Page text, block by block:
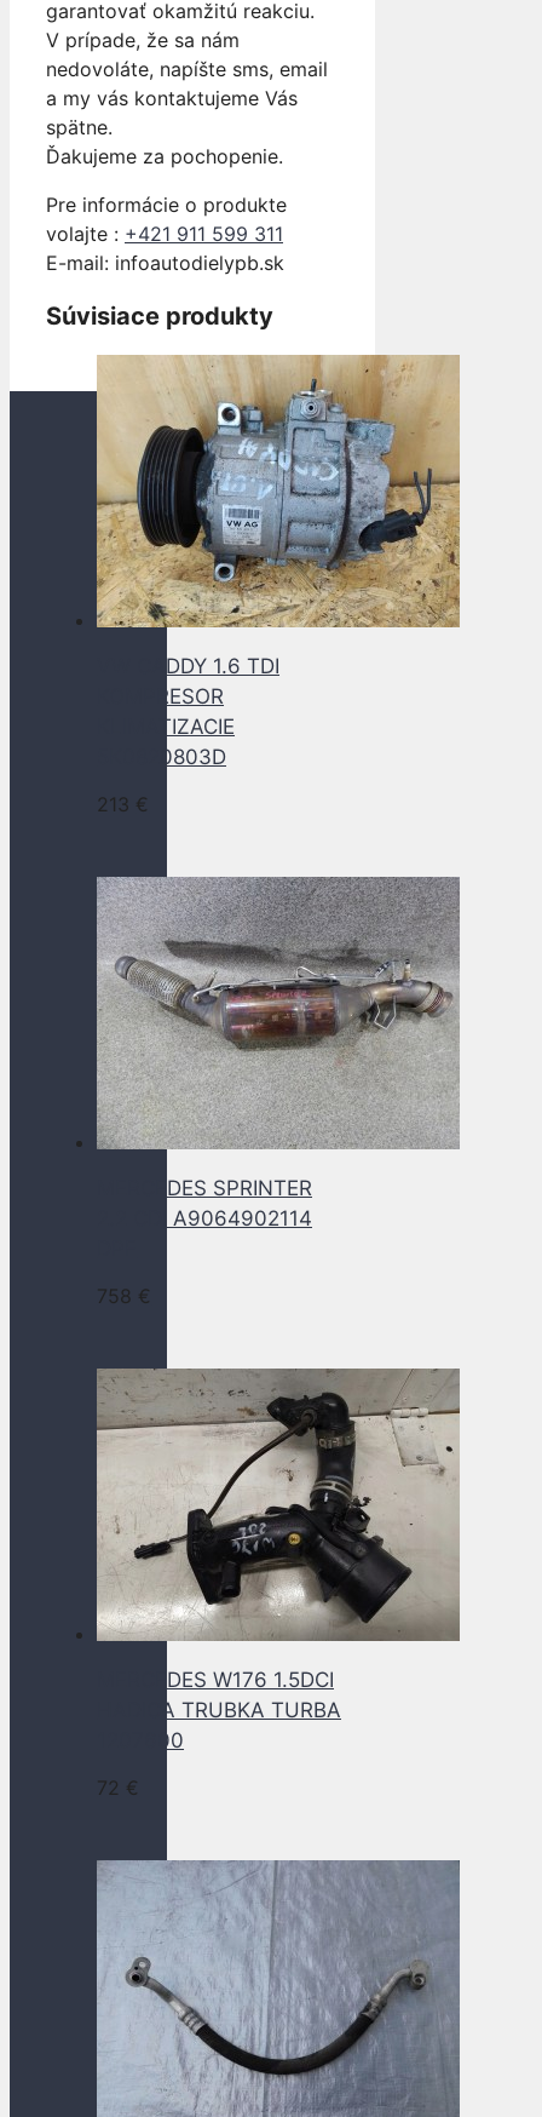
garantovať okamžitú reakciu.
V prípade, že sa nám
nedovoláte, napíšte sms, email
a my vás kontaktujeme Vás
spätne.
Ďakujeme za pochopenie.
Pre informácie o produkte
volajte : +421 911 599 311
E-mail: infoautodielypb.sk
Súvisiace produkty
VW CADDY 1.6 TDI
KOMPRESOR
KLIMATIZACIE
5K0820803D
213 €
MERCEDES SPRINTER
2.2 CDI A9064902114
758 €
MERCEDES W176 1.5DCI
HADICA TRUBKA TURBA
1207600
72 €